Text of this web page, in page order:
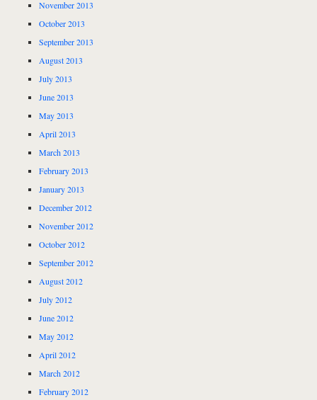
November 2013
October 2013
September 2013
August 2013
July 2013
June 2013
May 2013
April 2013
March 2013
February 2013
January 2013
December 2012
November 2012
October 2012
September 2012
August 2012
July 2012
June 2012
May 2012
April 2012
March 2012
February 2012